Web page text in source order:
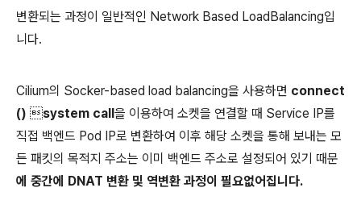
변환되는 과정이 일반적인 Network Based LoadBalancing입
니다.
Cilium의 Socker-based load balancing을 사용하면 connect
() system call을 이용하여 소켓을 연결할 때 Service IP를
직접 백엔드 Pod IP로 변환하여 이후 해당 소켓을 통해 보내는 모
든 패킷의 목적지 주소는 이미 백엔드 주소로 설정되어 있기 때문
에 중간에 DNAT 변환 및 역변환 과정이 필요없어집니다.